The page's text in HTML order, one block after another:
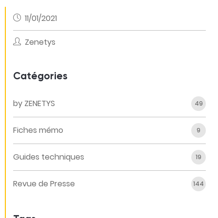
11/01/2021
Zenetys
Catégories
by ZENETYS 49
Fiches mémo 9
Guides techniques 19
Revue de Presse 144